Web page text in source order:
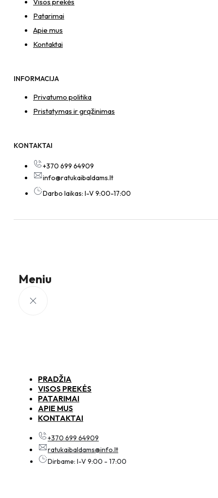
Patarimai
Apie mus
Kontaktai
INFORMACIJA
Privatumo politika
Pristatymas ir grąžinimas
KONTAKTAI
+370 699 64909
info@ratukaibaldams.lt
Darbo laikas: I-V 9:00-17:00
Meniu
PRADŽIA
VISOS PREKĖS
PATARIMAI
APIE MUS
KONTAKTAI
+370 699 64909
ratukaibaldams@info.lt
Dirbame: I-V 9:00 - 17:00